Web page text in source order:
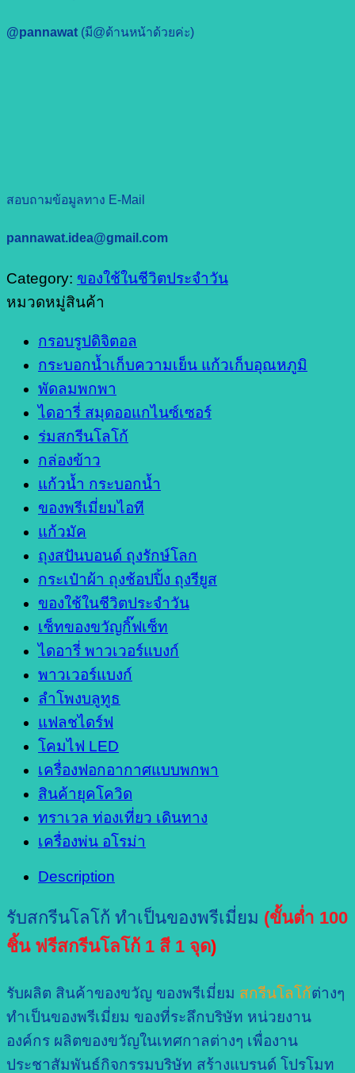
@pannawat (มี@ด้านหน้าด้วยค่ะ)
สอบถามข้อมูลทาง E-Mail
pannawat.idea@gmail.com
Category: ของใช้ในชีวิตประจำวัน
หมวดหมู่สินค้า
กรอบรูปดิจิตอล
กระบอกน้ำเก็บความเย็น แก้วเก็บอุณหภูมิ
พัดลมพกพา
ไดอารี่ สมุดออแกไนซ์เซอร์
ร่มสกรีนโลโก้
กล่องข้าว
แก้วน้ำ กระบอกน้ำ
ของพรีเมี่ยมไอที
แก้วมัค
ถุงสปันบอนด์ ถุงรักษ์โลก
กระเป๋าผ้า ถุงช้อปปิ้ง ถุงรียูส
ของใช้ในชีวิตประจำวัน
เซ็ทของขวัญกิ๊ฟเซ็ท
ไดอารี่ พาวเวอร์แบงก์
พาวเวอร์แบงก์
ลำโพงบลูทูธ
แฟลชไดร์ฟ
โคมไฟ LED
เครื่องฟอกอากาศแบบพกพา
สินค้ายุคโควิด
ทราเวล ท่องเที่ยว เดินทาง
เครื่องพ่น อโรม่า
Description
รับสกรีนโลโก้ ทำเป็นของพรีเมี่ยม (ขั้นต่ำ 100
ชิ้น ฟรีสกรีนโลโก้ 1 สี 1 จุด)
รับผลิต สินค้าของขวัญ ของพรีเมี่ยม สกรีนโลโก้ต่างๆ
ทำเป็นของพรีเมี่ยม ของที่ระลึกบริษัท หน่วยงาน
องค์กร ผลิตของขวัญในเทศกาลต่างๆ เพื่องาน
ประชาสัมพันธ์กิจกรรมบริษัท สร้างแบรนด์ โปรโมท